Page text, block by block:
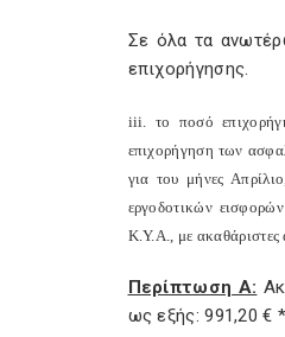
Σε όλα τα
επιχορήγησης.
iii. το ποσό
επιχορήγηση των
για του μήνες
εργοδοτικών
Κ.Υ.Α., με ακαθάριστες
Περίπτωση Α:
ως εξής: 991,20 €